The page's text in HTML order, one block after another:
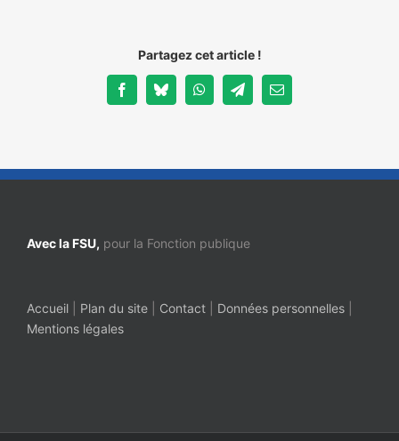
Partagez cet article !
FacebookBlueskyWhatsAppTelegramEmail
Avec la FSU, pour la Fonction publique
Accueil Plan du site Contact Données personnelles
Mentions légales